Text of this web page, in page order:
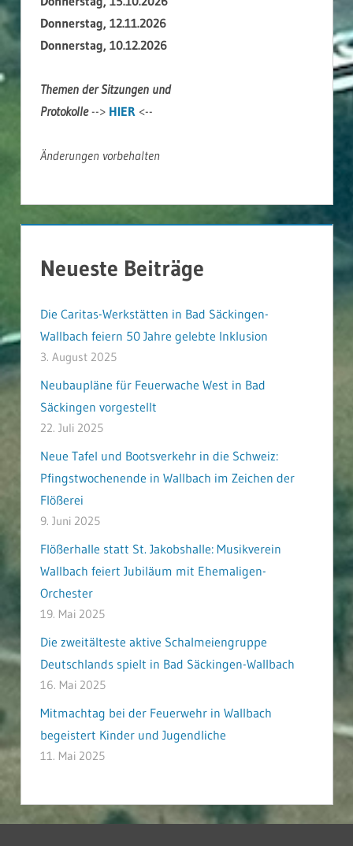
Donnerstag, 12.11.2026
Donnerstag, 10.12.2026
Themen der Sitzungen und
Protokolle--> HIER <--
Änderungen vorbehalten
Neueste Beiträge
Die Caritas-Werkstätten in Bad Säckingen-
Wallbach feiern 50 Jahre gelebte Inklusion
3. August 2025
Neubaupläne für Feuerwache West in Bad
Säckingen vorgestellt
22. Juli 2025
Neue Tafel und Bootsverkehr in die Schweiz:
Pfingstwochenende in Wallbach im Zeichen der
Flößerei
9. Juni 2025
Flößerhalle statt St. Jakobshalle: Musikverein
Wallbach feiert Jubiläum mit Ehemaligen-
Orchester
19. Mai 2025
Die zweitälteste aktive Schalmeiengruppe
Deutschlands spielt in Bad Säckingen-Wallbach
16. Mai 2025
Mitmachtag bei der Feuerwehr in Wallbach
begeistert Kinder und Jugendliche
11. Mai 2025